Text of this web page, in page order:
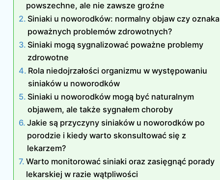
powszechne, ale nie zawsze groźne
Siniaki u noworodków: normalny objaw czy oznaka
poważnych problemów zdrowotnych?
Siniaki mogą sygnalizować poważne problemy
zdrowotne
Rola niedojrzałości organizmu w występowaniu
siniaków u noworodków
Siniaki u noworodków mogą być naturalnym
objawem, ale także sygnałem choroby
Jakie są przyczyny siniaków u noworodków po
porodzie i kiedy warto skonsultować się z
lekarzem?
Warto monitorować siniaki oraz zasięgnąć porady
lekarskiej w razie wątpliwości